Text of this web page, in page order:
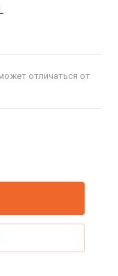
отличаться от